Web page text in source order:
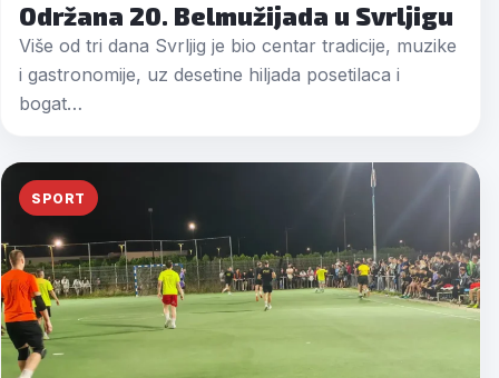
Održana 20. Belmužijada u Svrljigu
Više od tri dana Svrljig je bio centar tradicije, muzike
i gastronomije, uz desetine hiljada posetilaca i
bogat…
SPORT